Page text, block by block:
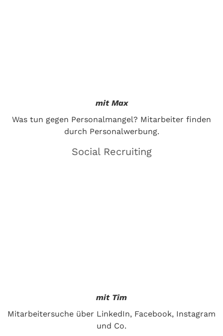
mit Max
Was tun gegen Personalmangel? Mitarbeiter finden
durch Personalwerbung.
Social Recruiting
mit Tim
Mitarbeitersuche über LinkedIn, Facebook, Instagram
und Co.